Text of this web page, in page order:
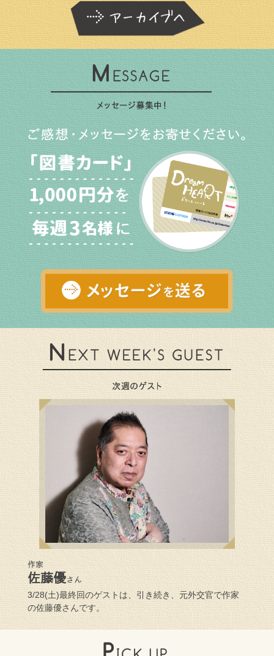
作家
佐藤優さん
3/28(土)最終回のゲストは、引き続き、元外交官で作家
の佐藤優さんです。